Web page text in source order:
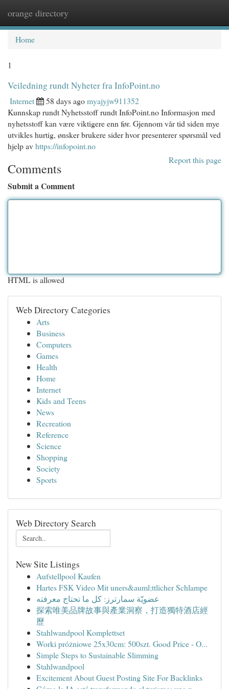
orange directory
Home
1
Veiledning rundt Nyheter fra InfoPoint.no
Internet 58 days agomyajyjw911352
Kunnskap rundt Nyhetsstoff rundt InfoPoint.no Informasjon med
nyhetsstoff kan være viktigere enn før. Gjennom vår tid siden mye
utvikles hurtig, ønsker brukere sider hvor presenterer spørsmål ved
hjelp avhttps://infopoint.no
Report this page
Comments
Submit a Comment
HTML is allowed
Web Directory Categories
Arts
Business
Computers
Games
Health
Home
Internet
Kids and Teens
News
Recreation
Reference
Science
Shopping
Society
Sports
Web Directory Search
New Site Listings
Aufstellpool Kaufen
Hartes FSK Video Mit uners&auml;ttlicher Schlampe
عضويّة سمارترز: كل ما تحتاج معرفته
探索唯美品牌故事與產業洞察，打造獨特酒店經
歷
Stahlwandpool Komplettset
Worki próżniowe 25x30cm: 500szt. Good Price - O...
Simple Steps to Sustainable Slimming
Stahlwandpool
Excitement About Guest Posting Site For Backlinks